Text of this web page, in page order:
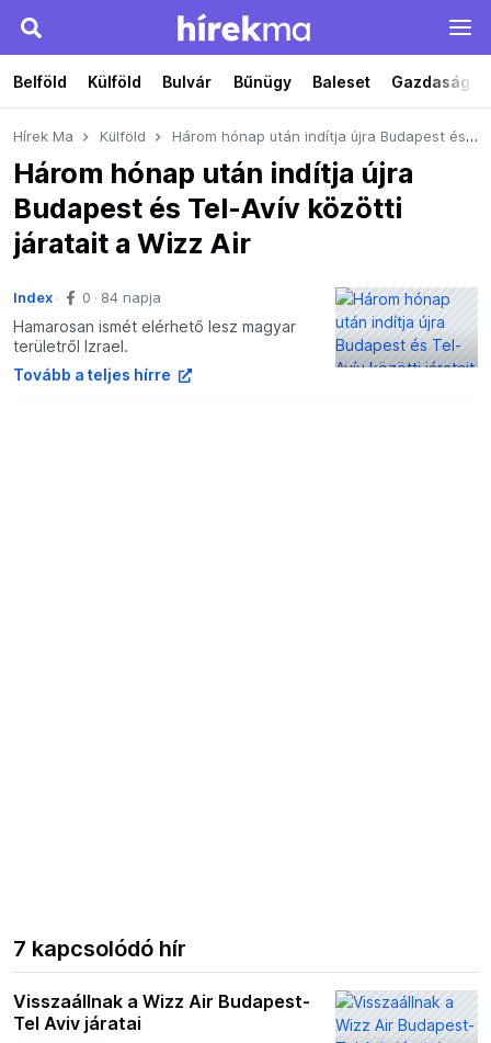
Belföld Külföld Bulvár Bűnügy Baleset Gazdaság
Hírek Ma Külföld Három hónap után indítja újra Budapest és Tel-Avív közötti járatait a Wizz Air
Három hónap után indítja újra
Budapest és Tel-Avív közötti
járatait a Wizz Air
Index 0 84 napja
Hamarosan ismét elérhető lesz magyar
területről Izrael.
Tovább a teljes hírre
7 kapcsolódó hír
Visszaállnak a Wizz Air Budapest-
Tel Aviv járatai